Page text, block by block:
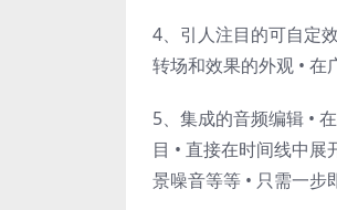
4、引人注目的可自定
转场和效果的外观 •
5、集成的音频编辑 •
目 • 直接在时间线中
景噪音等等 • 只需一